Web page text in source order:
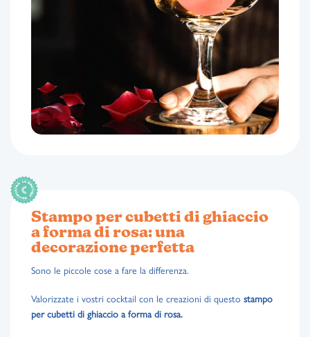
Stampo per cubetti di ghiaccio
a forma di rosa: una
decorazione perfetta
Sono le piccole cose a fare la differenza.
Valorizzate i vostri cocktail con le creazioni di questo stampo
per cubetti di ghiaccio a forma di rosa.